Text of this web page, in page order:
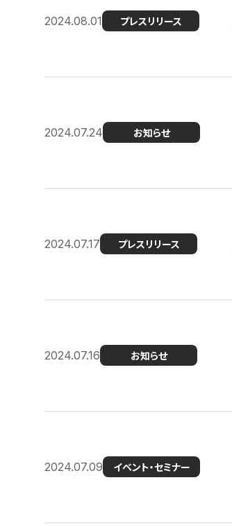
2024.08.01 プレスリリース
2024.07.24 お知らせ
2024.07.17 プレスリリース
2024.07.16 お知らせ
2024.07.09 イベント・セミナー